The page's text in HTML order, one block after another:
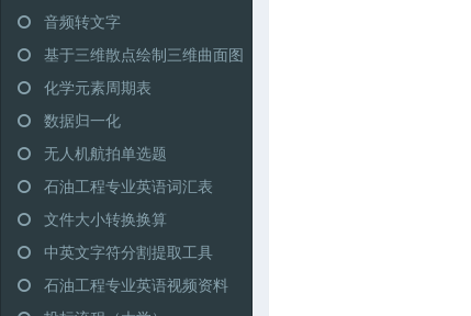
音频转文字
基于三维散点绘制三维曲面图
化学元素周期表
数据归一化
无人机航拍单选题
石油工程专业英语词汇表
文件大小转换换算
中英文字符分割提取工具
石油工程专业英语视频资料